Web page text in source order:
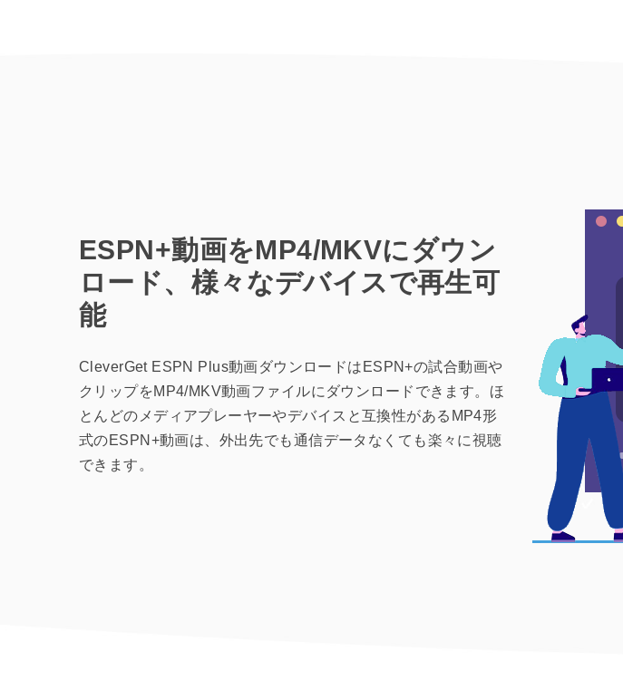
ESPN+動画をMP4/MKVにダウン
ロード、様々なデバイスで再生可
能
CleverGet ESPN Plus動画ダウンロードはESPN+の試合動画や
クリップをMP4/MKV動画ファイルにダウンロードできます。ほ
とんどのメディアプレーヤーやデバイスと互換性があるMP4形
式のESPN+動画は、外出先でも通信データなくても楽々に視聴
できます。